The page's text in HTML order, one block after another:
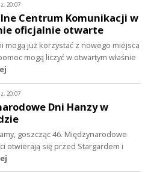
20:07
Centrum Komunikacji w
oficjalnie otwarte
mogą już korzystać z nowego miejsca
mogą liczyć w otwartym właśnie
20:07
Dni Hanzy w
goszcząc 46. Międzynarodowe
otwierają się przed Stargardem i